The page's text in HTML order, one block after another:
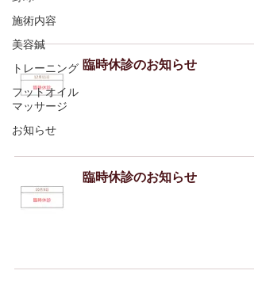
施術内容
美容鍼
トレーニング
フットオイル
マッサージ
お知らせ
臨時休診のお知らせ
臨時休診のお知らせ